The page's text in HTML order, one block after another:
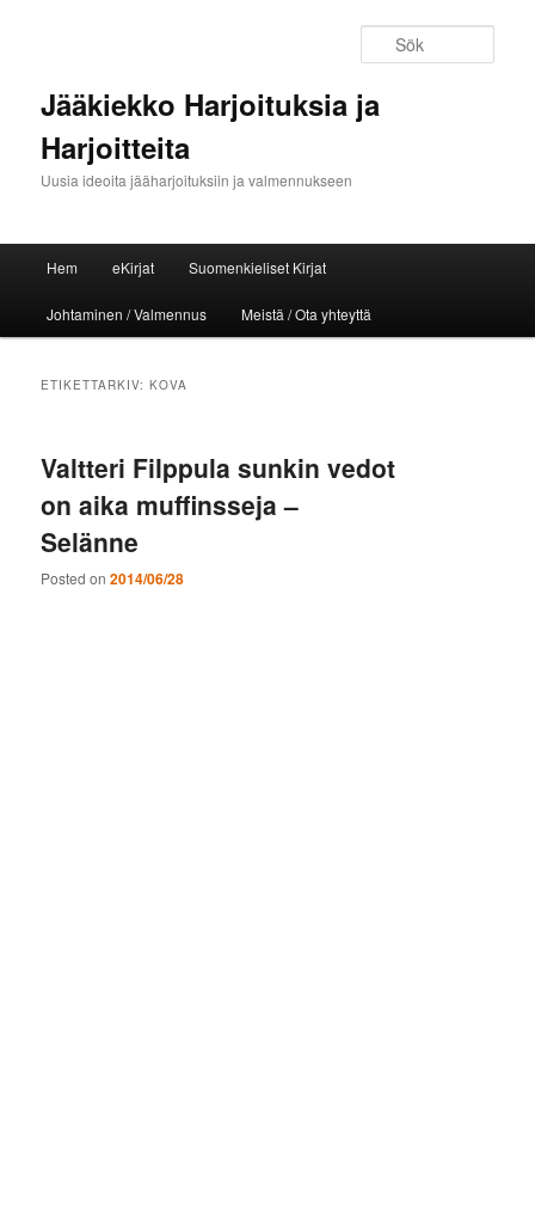
Jääkiekko Harjoituksia ja
Harjoitteita
Uusia ideoita jääharjoituksiin ja valmennukseen
Hoppa till huvudinnehåll
Hoppa till sekundärt innehåll
Hem eKirjat Suomenkieliset Kirjat
Johtaminen / Valmennus Meistä / Ota yhteyttä
ETIKETTARKIV:KOVA
Valtteri Filppula sunkin vedot
on aika muffinsseja –
Selänne
Posted on2014/06/28